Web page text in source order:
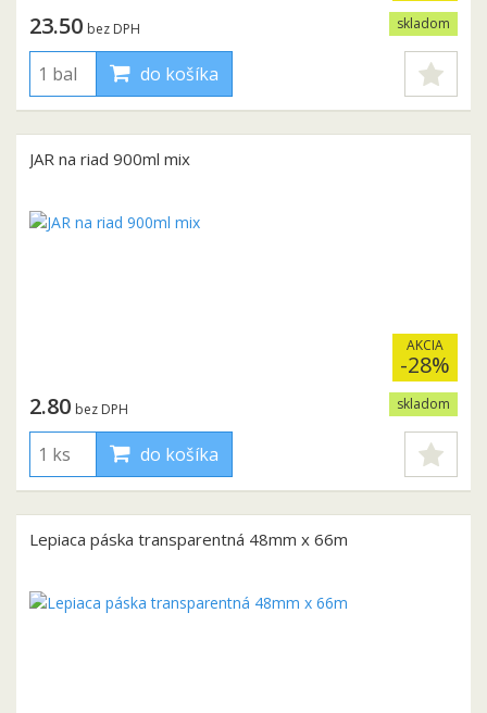
skladom
23.50 bez DPH
do košíka
JAR na riad 900ml mix
AKCIA
-28%
skladom
2.80 bez DPH
do košíka
Lepiaca páska transparentná 48mm x 66m